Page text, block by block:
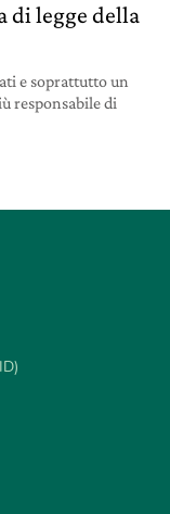
di legge della
e soprattutto un
responsabile di